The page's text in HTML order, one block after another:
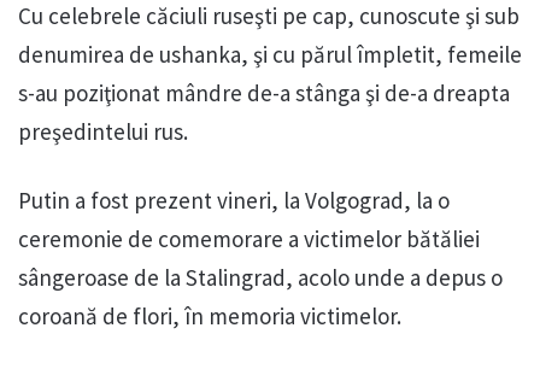
Cu celebrele căciuli ruseşti pe cap, cunoscute şi sub
denumirea de ushanka, şi cu părul împletit, femeile
s-au poziţionat mândre de-a stânga şi de-a dreapta
preşedintelui rus.
Putin a fost prezent vineri, la Volgograd, la o
ceremonie de comemorare a victimelor bătăliei
sângeroase de la Stalingrad, acolo unde a depus o
coroană de flori, în memoria victimelor.